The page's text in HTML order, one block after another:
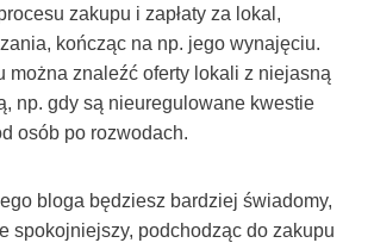
zakupu i zapłaty za lokal,
kończąc na np. jego wynajęciu.
można znaleźć oferty lokali z niejasną
np. gdy są nieuregulowane kwestie
osób po rozwodach.
bloga będziesz bardziej świadomy,
spokojniejszy, podchodząc do zakupu